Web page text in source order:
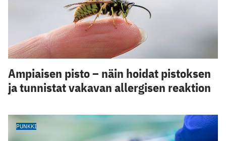
Ampiaisen pisto – näin hoidat pistoksen
ja tunnistat vakavan allergisen reaktion
PUNKKI